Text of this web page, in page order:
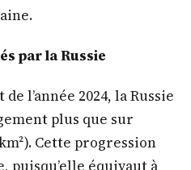
par la Russie
l’année 2024, la Russie
plus que sur
Cette progression
puisqu’elle équivaut à